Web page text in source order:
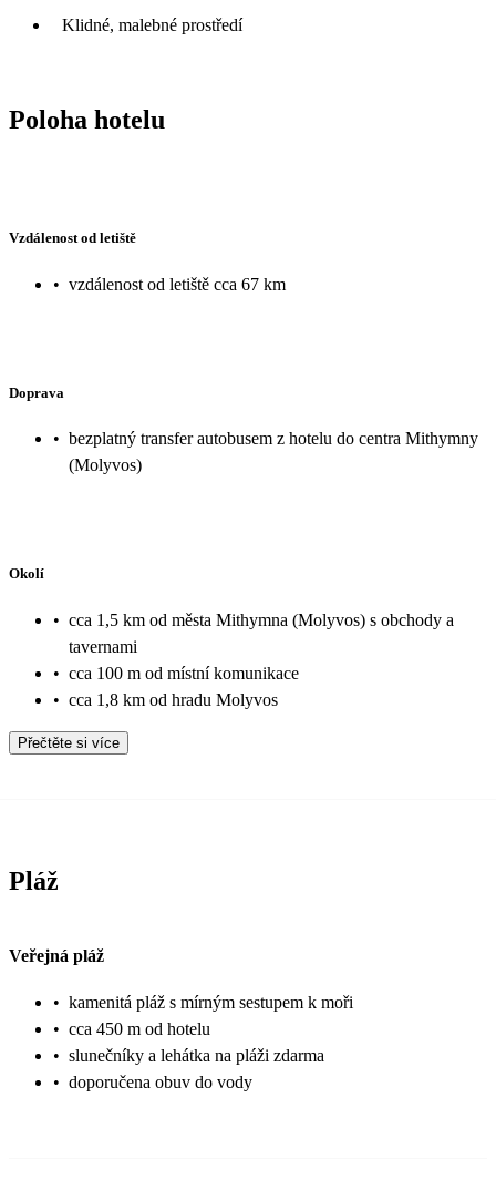
Klidné, malebné prostředí
Poloha hotelu
Vzdálenost od letiště
• vzdálenost od letiště cca 67 km
Doprava
• bezplatný transfer autobusem z hotelu do centra Mithymny
(Molyvos)
Okolí
• cca 1,5 km od města Mithymna (Molyvos) s obchody a
tavernami
• cca 100 m od místní komunikace
• cca 1,8 km od hradu Molyvos
Přečtěte si více
Pláž
Veřejná pláž
• kamenitá pláž s mírným sestupem k moři
• cca 450 m od hotelu
• slunečníky a lehátka na pláži zdarma
• doporučena obuv do vody